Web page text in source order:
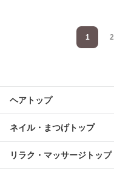
1 2
ヘアトップ
ネイル・まつげトップ
リラク・マッサージトップ